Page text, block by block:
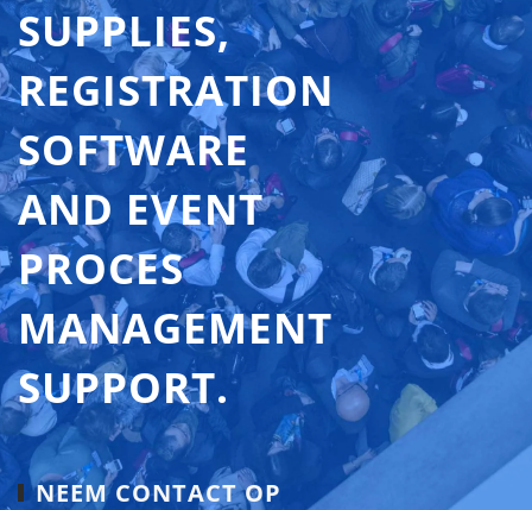
SUPPLIES,
REGISTRATION
SOFTWARE
AND EVENT
PROCES
MANAGEMENT
SUPPORT.
NEEM CONTACT OP